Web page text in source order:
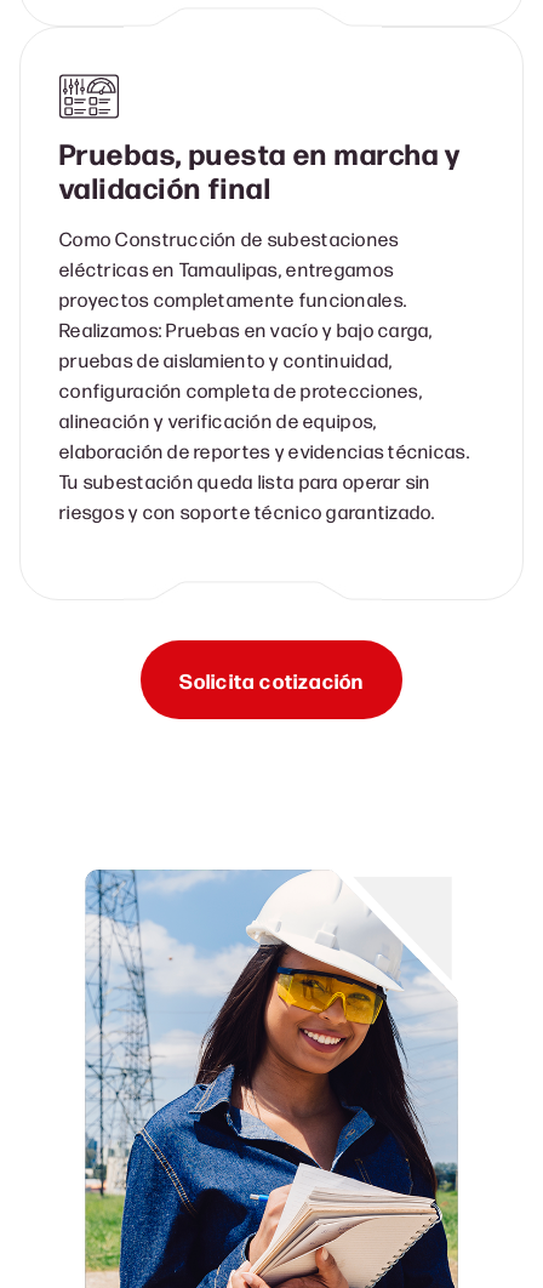
Pruebas, puesta en marcha y
validación final
Como Construcción de subestaciones
eléctricas en Tamaulipas, entregamos
proyectos completamente funcionales.
Realizamos: Pruebas en vacío y bajo carga,
pruebas de aislamiento y continuidad,
configuración completa de protecciones,
alineación y verificación de equipos,
elaboración de reportes y evidencias técnicas.
Tu subestación queda lista para operar sin
riesgos y con soporte técnico garantizado.
Solicita cotización